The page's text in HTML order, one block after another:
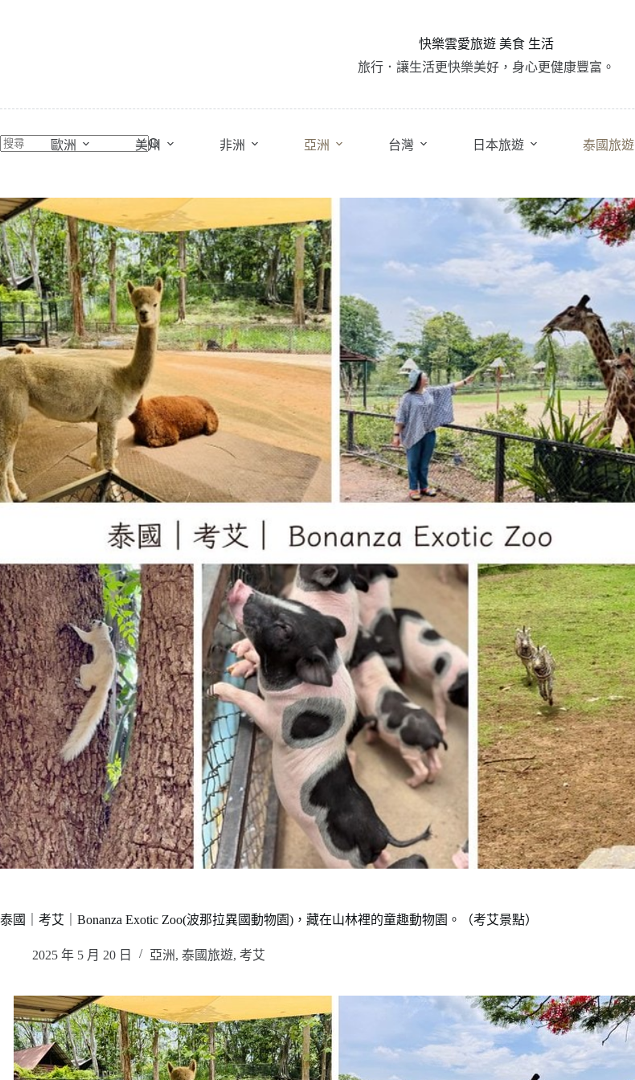
容
快樂雲愛旅遊 美食 生活
旅行．讓生活更快樂美好，身心更健康豐富。
歐洲 美州 非洲 亞洲 台灣 日本旅遊 泰國旅遊
泰國｜考艾｜Bonanza Exotic Zoo(波那拉異國動物園)，藏在山林裡的童趣動物園。（考艾景點）
2025 年 5 月 20 日 亞洲, 泰國旅遊, 考艾